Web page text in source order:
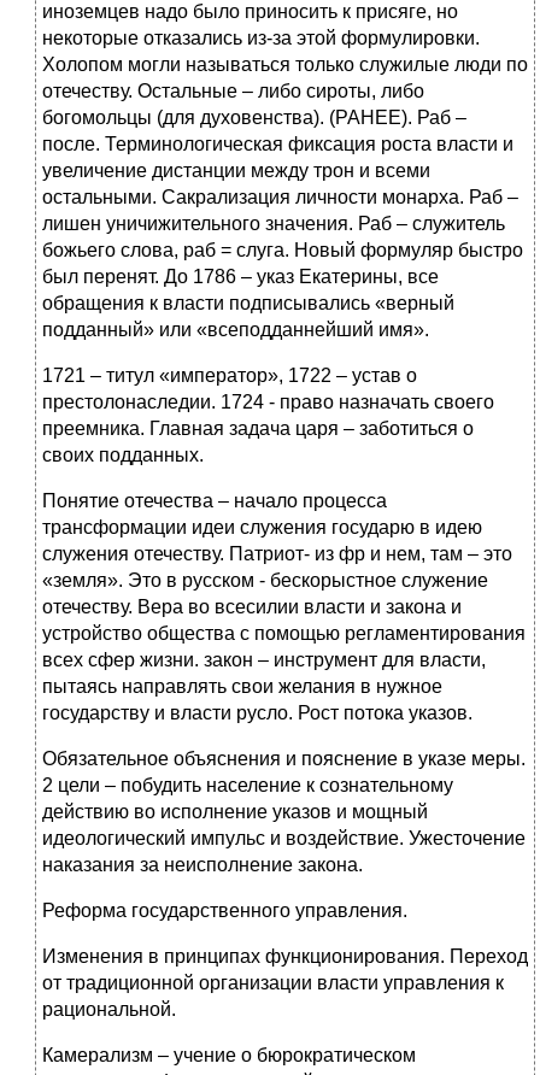
иноземцев надо было приносить к присяге, но
некоторые отказались из-за этой формулировки.
Холопом могли называться только служилые люди по
отечеству. Остальные – либо сироты, либо
богомольцы (для духовенства). (РАНЕЕ). Раб –
после. Терминологическая фиксация роста власти и
увеличение дистанции между трон и всеми
остальными. Сакрализация личности монарха. Раб –
лишен уничижительного значения. Раб – служитель
божьего слова, раб = слуга. Новый формуляр быстро
был перенят. До 1786 – указ Екатерины, все
обращения к власти подписывались «верный
подданный» или «всеподданнейший имя».
1721 – титул «император», 1722 – устав о
престолонаследии. 1724 - право назначать своего
преемника. Главная задача царя – заботиться о
своих подданных.
Понятие отечества – начало процесса
трансформации идеи служения государю в идею
служения отечеству. Патриот- из фр и нем, там – это
«земля». Это в русском - бескорыстное служение
отечеству. Вера во всесилии власти и закона и
устройство общества с помощью регламентирования
всех сфер жизни. закон – инструмент для власти,
пытаясь направлять свои желания в нужное
государству и власти русло. Рост потока указов.
Обязательное объяснения и пояснение в указе меры.
2 цели – побудить население к сознательному
действию во исполнение указов и мощный
идеологический импульс и воздействие. Ужесточение
наказания за неисполнение закона.
Реформа государственного управления.
Изменения в принципах функционирования. Переход
от традиционной организации власти управления к
рациональной.
Камерализм – учение о бюрократическом